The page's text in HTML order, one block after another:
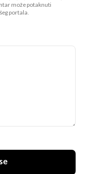
može potaknuti
portala.